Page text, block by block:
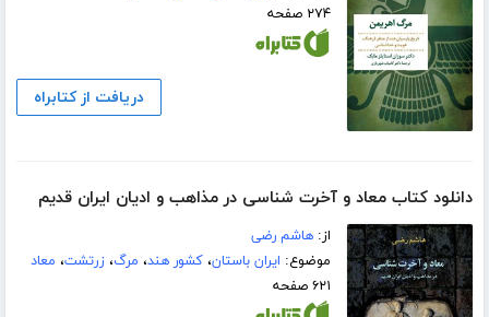
۲۷۴ صفحه
دریافت از کتابراه
دانلود کتاب معاد و آخرت شناسی در مذاهب و ادیان ایران قدیم
از:هاشم رضی
موضوع: ایران باستان،کشور هند، مرگ،زرتشت، معاد
۶۲۱ صفحه